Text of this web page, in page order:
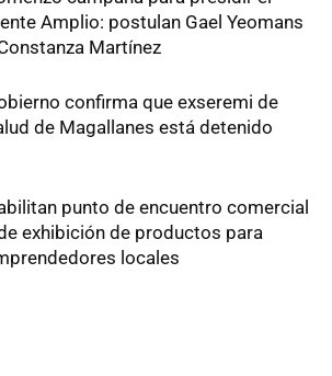
Amplio: postulan Gael Yeomans
Martínez
confirma que exseremi de
de Magallanes está detenido
punto de encuentro comercial
exhibición de productos para
locales